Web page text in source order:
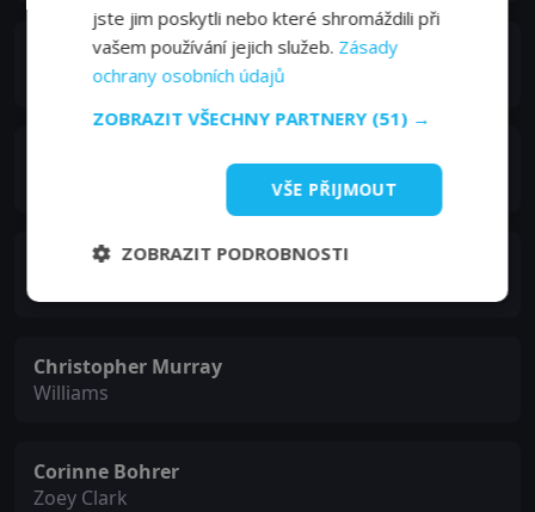
Mike Genovese
Lt. Warrern Garfield
William Longo Jr.
Christopher Murray
Williams
Corinne Bohrer
Zoey Clark
jste jim poskytli nebo které shromáždili při
vašem používání jejich služeb. Zásady
ochrany osobních údajů
ZOBRAZIT VŠECHNY PARTNERY (51) →
VŠE PŘIJMOUT
ZOBRAZIT PODROBNOSTI